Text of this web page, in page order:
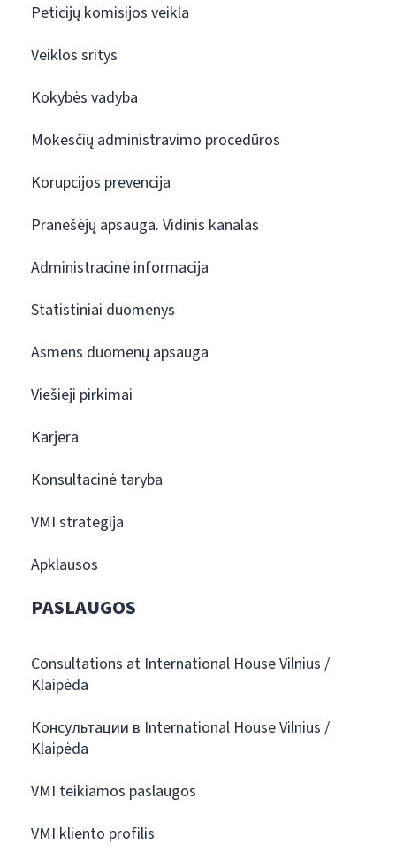
Peticijų komisijos veikla
Veiklos sritys
Kokybės vadyba
Mokesčių administravimo procedūros
Korupcijos prevencija
Pranešėjų apsauga. Vidinis kanalas
Administracinė informacija
Statistiniai duomenys
Asmens duomenų apsauga
Viešieji pirkimai
Karjera
Konsultacinė taryba
VMI strategija
Apklausos
PASLAUGOS
Consultations at International House Vilnius /
Klaipėda
Консультации в International House Vilnius /
Klaipėda
VMI teikiamos paslaugos
VMI kliento profilis